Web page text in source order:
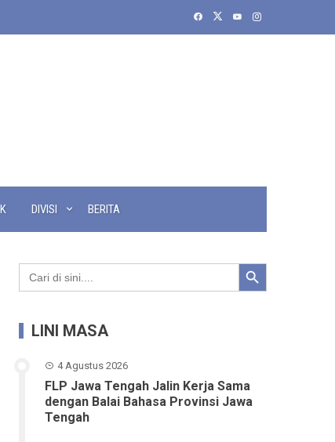
DIVISI BERITA
Search
for:
Search Button
LINI MASA
4 Agustus 2026
FLP Jawa Tengah Jalin Kerja Sama
dengan Balai Bahasa Provinsi Jawa
Tengah